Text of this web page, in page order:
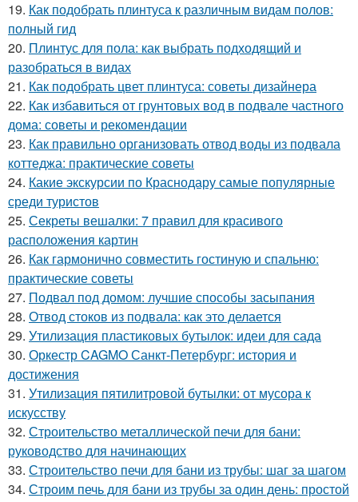
19. Как подобрать плинтуса к различным видам полов:
полный гид
20. Плинтус для пола: как выбрать подходящий и
разобраться в видах
21. Как подобрать цвет плинтуса: советы дизайнера
22. Как избавиться от грунтовых вод в подвале частного
дома: советы и рекомендации
23. Как правильно организовать отвод воды из подвала
коттеджа: практические советы
24. Какие экскурсии по Краснодару самые популярные
среди туристов
25. Секреты вешалки: 7 правил для красивого
расположения картин
26. Как гармонично совместить гостиную и спальню:
практические советы
27. Подвал под домом: лучшие способы засыпания
28. Отвод стоков из подвала: как это делается
29. Утилизация пластиковых бутылок: идеи для сада
30. Оркестр CAGMO Санкт-Петербург: история и
достижения
31. Утилизация пятилитровой бутылки: от мусора к
искусству
32. Строительство металлической печи для бани:
руководство для начинающих
33. Строительство печи для бани из трубы: шаг за шагом
34. Строим печь для бани из трубы за один день: простой